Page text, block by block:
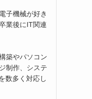
子機械が好き
業後にIT関連
築やパソコン
制作、システ
数多く対応し